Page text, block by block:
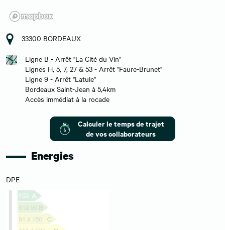
33300 BORDEAUX
Ligne B - Arrêt "La Cité du Vin"
Lignes H, 5, 7, 27 & 53 - Arrêt "Faure-Brunet"
Ligne 9 - Arrêt "Latule"
Bordeaux Saint-Jean à 5,4km
Accès immédiat à la rocade
Calculer le temps de trajet
de vos collaborateurs
Energies
DPE